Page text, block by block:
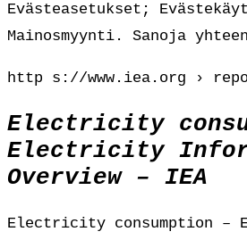
Evästeasetukset;
Mainosmyynti. Sanoja
http s://www.iea.org ›
Electricity
Electricity
Overview – IEA
Electricity consumption –